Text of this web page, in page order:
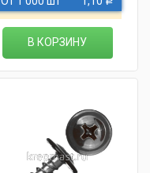
В КОРЗИНУ